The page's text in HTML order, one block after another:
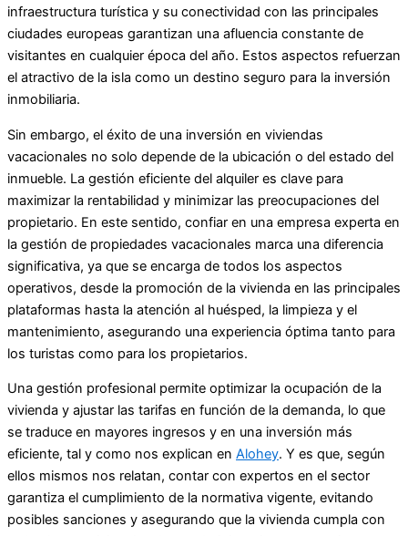
infraestructura turística y su conectividad con las principales
ciudades europeas garantizan una afluencia constante de
visitantes en cualquier época del año. Estos aspectos refuerzan
el atractivo de la isla como un destino seguro para la inversión
inmobiliaria.
Sin embargo, el éxito de una inversión en viviendas
vacacionales no solo depende de la ubicación o del estado del
inmueble. La gestión eficiente del alquiler es clave para
maximizar la rentabilidad y minimizar las preocupaciones del
propietario. En este sentido, confiar en una empresa experta en
la gestión de propiedades vacacionales marca una diferencia
significativa, ya que se encarga de todos los aspectos
operativos, desde la promoción de la vivienda en las principales
plataformas hasta la atención al huésped, la limpieza y el
mantenimiento, asegurando una experiencia óptima tanto para
los turistas como para los propietarios.
Una gestión profesional permite optimizar la ocupación de la
vivienda y ajustar las tarifas en función de la demanda, lo que
se traduce en mayores ingresos y en una inversión más
eficiente, tal y como nos explican en Alohey. Y es que, según
ellos mismos nos relatan, contar con expertos en el sector
garantiza el cumplimiento de la normativa vigente, evitando
posibles sanciones y asegurando que la vivienda cumpla con